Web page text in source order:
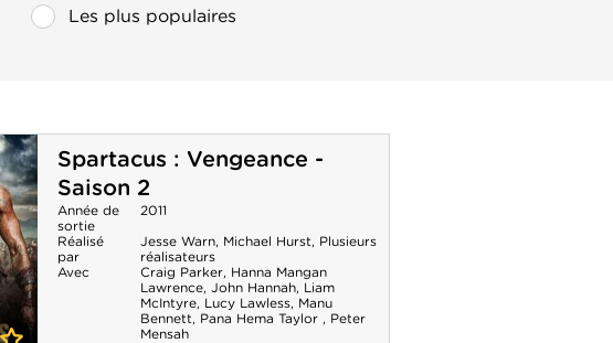
Les plus populaires
Spartacus : Vengeance -
Saison 2
Année de
sortie
2011
Réalisé
par
Jesse Warn, Michael Hurst, Plusieurs
réalisateurs
Avec
Craig Parker, Hanna Mangan
Lawrence, John Hannah, Liam
McIntyre, Lucy Lawless, Manu
Bennett, Pana Hema Taylor , Peter
Mensah